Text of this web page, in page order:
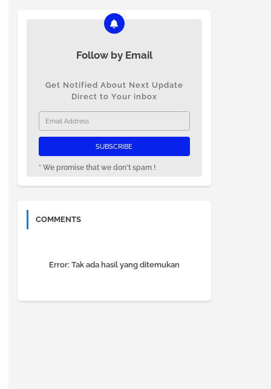
Follow by Email
Get Notified About Next Update
Direct to Your inbox
* We promise that we don't spam !
COMMENTS
Error: Tak ada hasil yang ditemukan